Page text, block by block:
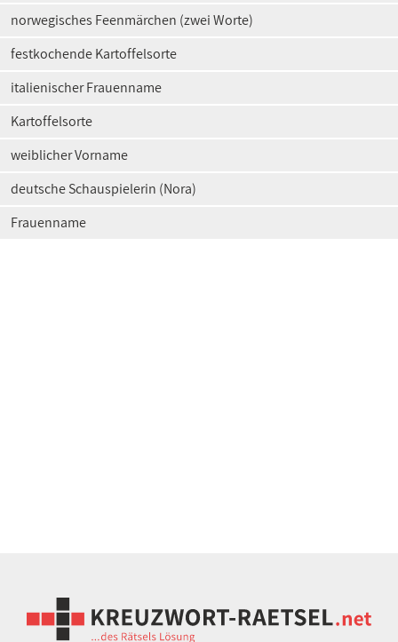
norwegisches Feenmärchen (zwei Worte)
festkochende Kartoffelsorte
italienischer Frauenname
Kartoffelsorte
weiblicher Vorname
deutsche Schauspielerin (Nora)
Frauenname